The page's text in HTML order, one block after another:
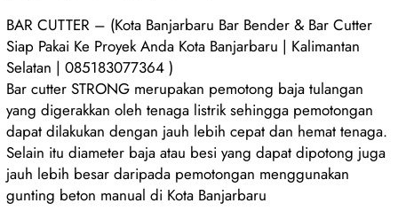
BAR CUTTER – (Kota Banjarbaru Bar Bender & Bar Cutter
Siap Pakai Ke Proyek Anda Kota Banjarbaru | Kalimantan
Selatan | 085183077364 )
Bar cutter STRONG merupakan pemotong baja tulangan
yang digerakkan oleh tenaga listrik sehingga pemotongan
dapat dilakukan dengan jauh lebih cepat dan hemat tenaga.
Selain itu diameter baja atau besi yang dapat dipotong juga
jauh lebih besar daripada pemotongan menggunakan
gunting beton manual di Kota Banjarbaru